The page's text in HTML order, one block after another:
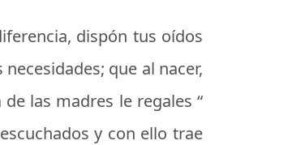
dispón tus oídos
que al nacer,
las madres le regales “
y con ello trae